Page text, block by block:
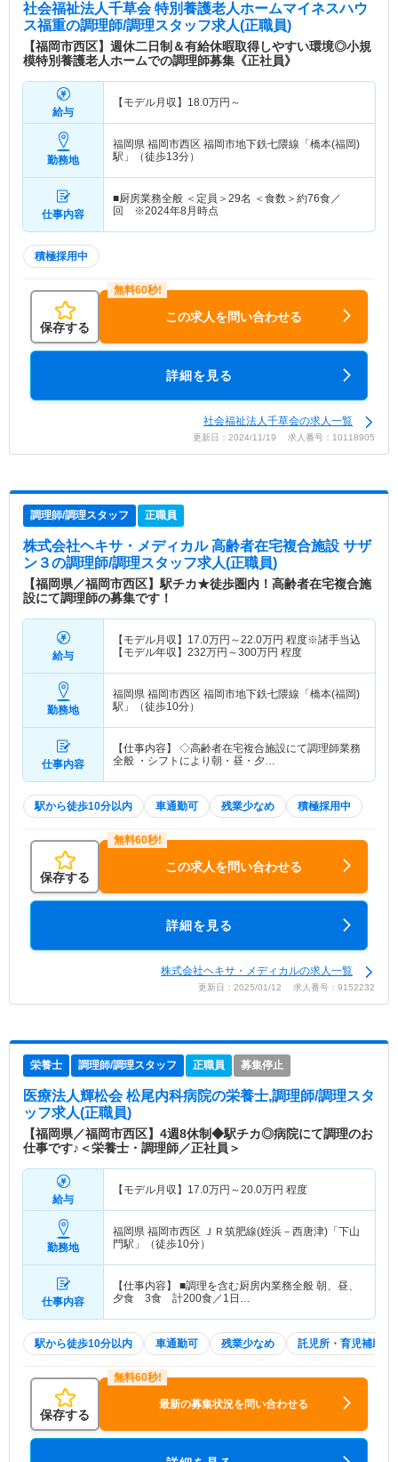
社会福祉法人千草会 特別養護老人ホームマイネスハウ
ス福重の調理師/調理スタッフ求人(正職員)
【福岡市西区】週休二日制＆有給休暇取得しやすい環境◎小規
模特別養護老人ホームでの調理師募集《正社員》
給与
【モデル月収】 18.0万円～
勤務地
福岡県 福岡市西区 福岡市地下鉄七隈線「橋本(福岡)
駅」（徒歩13分）
仕事内容
■厨房業務全般 ＜定員＞29名 ＜食数＞約76食／
回 ※2024年8月時点
積極採用中
保存する
この求人を問い合わせる
詳細を見る
社会福祉法人千草会の求人一覧
更新日：2024/11/19 求人番号：10118905
調理師/調理スタッフ 正職員
株式会社ヘキサ・メディカル 高齢者在宅複合施設 サザ
ン３の調理師/調理スタッフ求人(正職員)
【福岡県／福岡市西区】駅チカ★徒歩圏内！高齢者在宅複合施
設にて調理師の募集です！
給与
【モデル月収】 17.0万円～22.0万円 程度※諸手当込
【モデル年収】 232万円～300万円 程度
勤務地
福岡県 福岡市西区 福岡市地下鉄七隈線「橋本(福岡)
駅」（徒歩10分）
仕事内容
【仕事内容】 ◇高齢者在宅複合施設にて調理師業務
全般 ・シフトにより朝・昼・夕…
駅から徒歩10分以内 車通勤可 残業少なめ 積極採用中
保存する
この求人を問い合わせる
詳細を見る
株式会社ヘキサ・メディカルの求人一覧
更新日：2025/01/12 求人番号：9152232
栄養士 調理師/調理スタッフ 正職員 募集停止
医療法人輝松会 松尾内科病院の栄養士,調理師/調理スタ
ッフ求人(正職員)
【福岡県／福岡市西区】4週8休制◆駅チカ◎病院にて調理のお
仕事です♪＜栄養士・調理師／正社員＞
給与
【モデル月収】 17.0万円～20.0万円 程度
勤務地
福岡県 福岡市西区 ＪＲ筑肥線(姪浜－西唐津)「下山
門駅」（徒歩10分）
仕事内容
【仕事内容】 ■調理を含む厨房内業務全般 朝、昼、
夕食 3食 計200食／1日…
駅から徒歩10分以内 車通勤可 残業少なめ 託児所・育児補助
保存する
最新の募集状況を問い合わせる